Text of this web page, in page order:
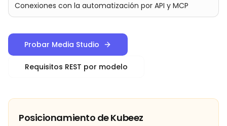
Conexiones con la automatización por API y MCP
Probar Media Studio
Requisitos REST por modelo
Posicionamiento de Kubeez